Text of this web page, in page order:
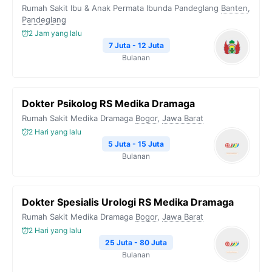
Rumah Sakit Ibu & Anak Permata Ibunda Pandeglang Banten,
Pandeglang
2 Jam yang lalu
7 Juta - 12 Juta
Bulanan
Dokter Psikolog RS Medika Dramaga
Rumah Sakit Medika Dramaga Bogor, Jawa Barat
2 Hari yang lalu
5 Juta - 15 Juta
Bulanan
Dokter Spesialis Urologi RS Medika Dramaga
Rumah Sakit Medika Dramaga Bogor, Jawa Barat
2 Hari yang lalu
25 Juta - 80 Juta
Bulanan